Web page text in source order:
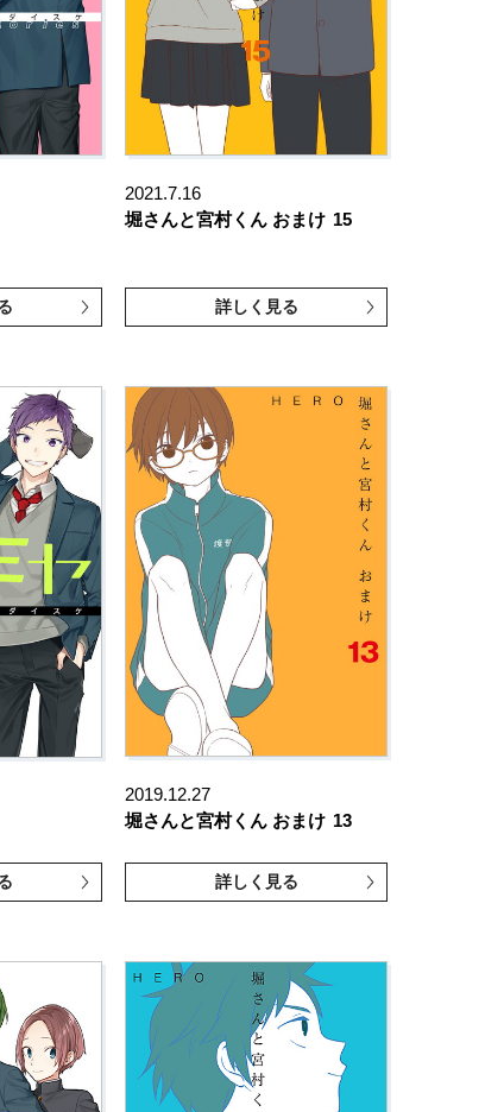
2021.7.16
堀さんと宮村くん おまけ 15
詳しく見る
2019.12.27
堀さんと宮村くん おまけ 13
詳しく見る